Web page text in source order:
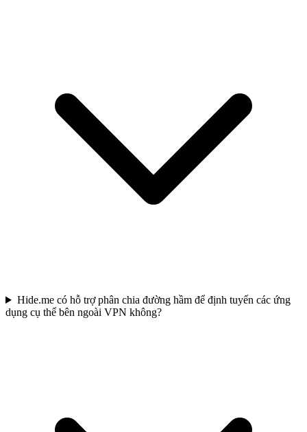
Hide.me có hỗ trợ phân chia đường hầm để định tuyến các ứng
dụng cụ thể bên ngoài VPN không?